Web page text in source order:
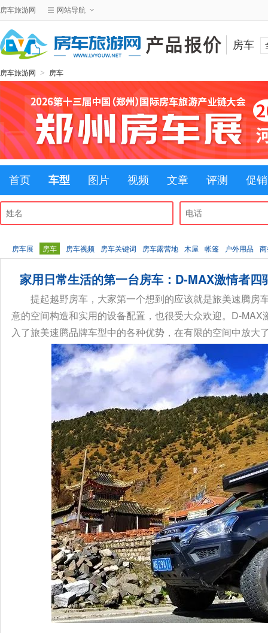
房车旅游网 网站导航
房车
房车旅游网 > 房车
首页 车型 图片 视频 文章 评测 促销
房车展 房车 房车视频 房车关键词 房车露营地 木屋 帐篷 户外用品
家用日常生活的第一台房车：D-MAX激情者四
提起越野房车，大家第一个想到的应该就是旅美速腾
意的空间构造和实用的设备配置，也很受大众欢迎。D-
入了旅美速腾品牌车型中的各种优势，在有限的空间中放大